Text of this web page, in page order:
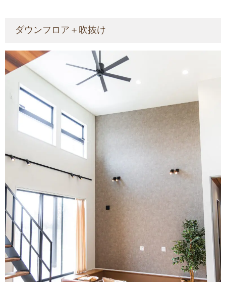
ダウンフロア＋吹抜け